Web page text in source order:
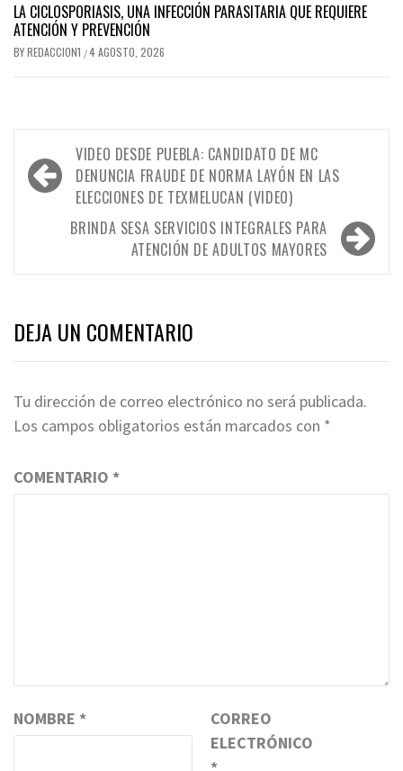
LA CICLOSPORIASIS, UNA INFECCIÓN PARASITARIA QUE REQUIERE
ATENCIÓN Y PREVENCIÓN
BYREDACCION1 /4 AGOSTO, 2026
Navegación
de
entradas
VIDEO DESDE PUEBLA: CANDIDATO DE MC
DENUNCIA FRAUDE DE NORMA LAYÓN EN LAS
ELECCIONES DE TEXMELUCAN (VIDEO)
BRINDA SESA SERVICIOS INTEGRALES PARA
ATENCIÓN DE ADULTOS MAYORES
DEJA UN COMENTARIO
Tu dirección de correo electrónico no será publicada.
Los campos obligatorios están marcados con *
COMENTARIO *
NOMBRE *
CORREO
ELECTRÓNICO